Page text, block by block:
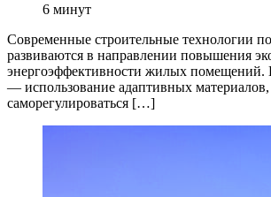
6 минут
Современные строительные технологии
развиваются в направлении повышения
энергоэффективности жилых помещений.
— использование адаптивных
саморегулироваться […]